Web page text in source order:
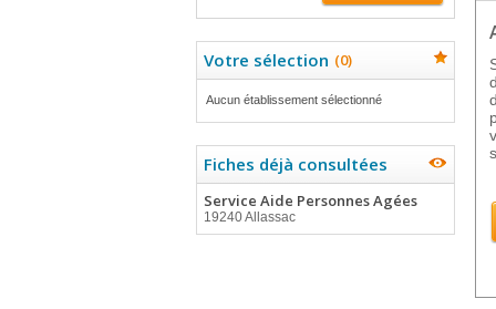
Votre sélection (0)
Aucun établissement sélectionné
Fiches déjà consultées
Service Aide Personnes Agées
19240 Allassac